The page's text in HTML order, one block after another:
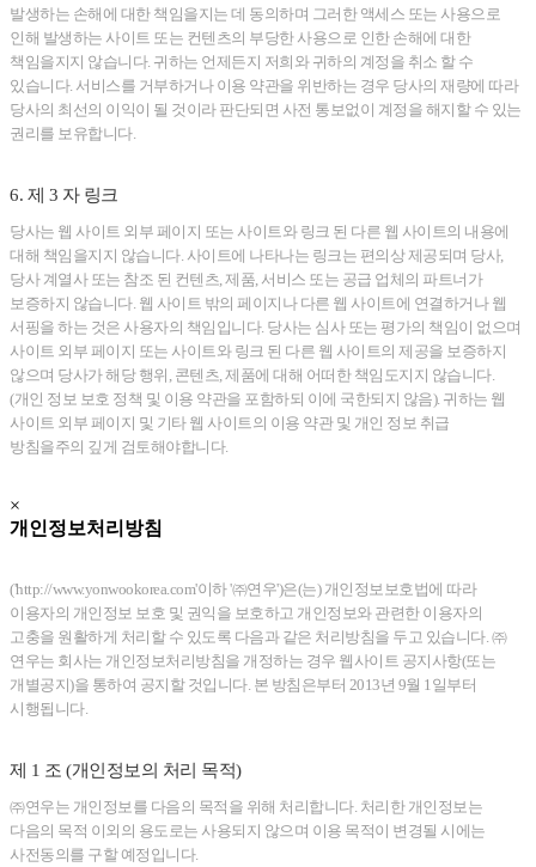
발생하는 손해에 대한 책임을지는 데 동의하며 그러한 액세스 또는 사용으로
인해 발생하는 사이트 또는 컨텐츠의 부당한 사용으로 인한 손해에 대한
책임을지지 않습니다. 귀하는 언제든지 저희와 귀하의 계정을 취소 할 수
있습니다. 서비스를 거부하거나 이용 약관을 위반하는 경우 당사의 재량에 따라
당사의 최선의 이익이 될 것이라 판단되면 사전 통보없이 계정을 해지할 수 있는
권리를 보유합니다.
6. 제 3 자 링크
당사는 웹 사이트 외부 페이지 또는 사이트와 링크 된 다른 웹 사이트의 내용에
대해 책임을지지 않습니다. 사이트에 나타나는 링크는 편의상 제공되며 당사,
당사 계열사 또는 참조 된 컨텐츠, 제품, 서비스 또는 공급 업체의 파트너가
보증하지 않습니다. 웹 사이트 밖의 페이지나 다른 웹 사이트에 연결하거나 웹
서핑을 하는 것은 사용자의 책임입니다. 당사는 심사 또는 평가의 책임이 없으며
사이트 외부 페이지 또는 사이트와 링크 된 다른 웹 사이트의 제공을 보증하지
않으며 당사가 해당 행위, 콘텐츠, 제품에 대해 어떠한 책임도지지 않습니다.
(개인 정보 보호 정책 및 이용 약관을 포함하되 이에 국한되지 않음). 귀하는 웹
사이트 외부 페이지 및 기타 웹 사이트의 이용 약관 및 개인 정보 취급
방침을주의 깊게 검토해야합니다.
×
개인정보처리방침
('http://www.yonwookorea.com'이하 '㈜연우')은(는) 개인정보보호법에 따라
이용자의 개인정보 보호 및 권익을 보호하고 개인정보와 관련한 이용자의
고충을 원활하게 처리할 수 있도록 다음과 같은 처리방침을 두고 있습니다. ㈜
연우는 회사는 개인정보처리방침을 개정하는 경우 웹사이트 공지사항(또는
개별공지)을 통하여 공지할 것입니다. 본 방침은부터 2013년 9월 1일부터
시행됩니다.
제 1 조 (개인정보의 처리 목적)
㈜연우는 개인정보를 다음의 목적을 위해 처리합니다. 처리한 개인정보는
다음의 목적 이외의 용도로는 사용되지 않으며 이용 목적이 변경될 시에는
사전동의를 구할 예정입니다.